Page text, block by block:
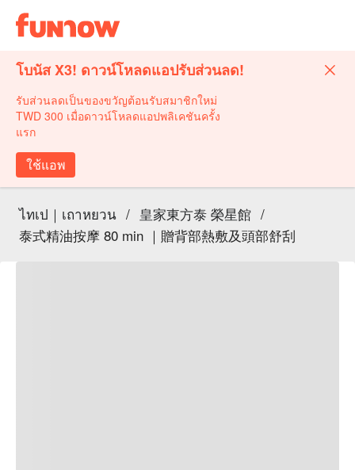
โบนัส X3! ดาวน์โหลดแอปรับส่วนลด!
รับส่วนลดเป็นของขวัญต้อนรับสมาชิกใหม่
TWD 300 เมื่อดาวน์โหลดแอปพลิเคชันครั้ง
แรก
ใช้แอพ
ไทเป｜เถาหยวน / 皇家東方泰 榮星館 /
泰式精油按摩 80 min ｜贈背部熱敷及頭部舒刮